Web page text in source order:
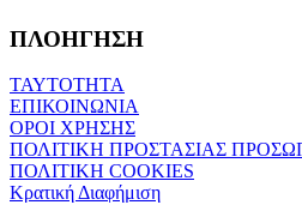
ΠΛΟΗΓΗΣΗ
ΤΑΥΤΟΤΗΤΑ
ΕΠΙΚΟΙΝΩΝΙΑ
ΟΡΟΙ ΧΡΗΣΗΣ
ΠΟΛΙΤΙΚΗ ΠΡΟΣΤΑΣΙΑΣ
ΠΟΛΙΤΙΚΗ COOKIES
Κρατική Διαφήμιση